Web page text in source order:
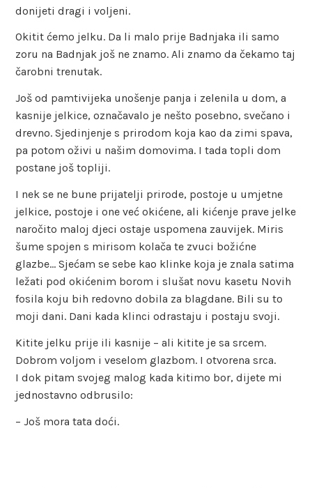
donijeti dragi i voljeni.
Okitit ćemo jelku. Da li malo prije Badnjaka ili samo
zoru na Badnjak još ne znamo. Ali znamo da čekamo taj
čarobni trenutak.
Još od pamtivijeka unošenje panja i zelenila u dom, a
kasnije jelkice, označavalo je nešto posebno, svečano i
drevno. Sjedinjenje s prirodom koja kao da zimi spava,
pa potom oživi u našim domovima. I tada topli dom
postane još topliji.
I nek se ne bune prijatelji prirode, postoje u umjetne
jelkice, postoje i one već okićene, ali kićenje prave jelke
naročito maloj djeci ostaje uspomena zauvijek. Miris
šume spojen s mirisom kolača te zvuci božićne
glazbe… Sjećam se sebe kao klinke koja je znala satima
ležati pod okićenim borom i slušat novu kasetu Novih
fosila koju bih redovno dobila za blagdane. Bili su to
moji dani. Dani kada klinci odrastaju i postaju svoji.
Kitite jelku prije ili kasnije – ali kitite je sa srcem.
Dobrom voljom i veselom glazbom. I otvorena srca.
I dok pitam svojeg malog kada kitimo bor, dijete mi
jednostavno odbrusilo:
– Još mora tata doći.